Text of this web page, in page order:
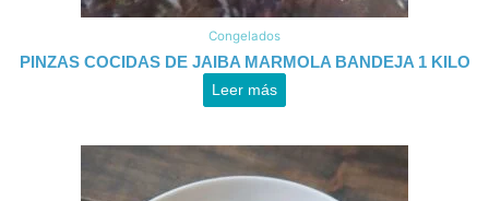
Congelados
PINZAS COCIDAS DE JAIBA MARMOLA BANDEJA 1 KILO
Leer más